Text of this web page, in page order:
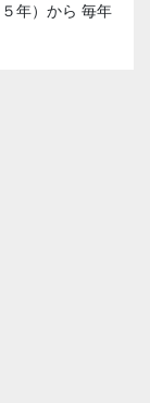
年）から 毎年